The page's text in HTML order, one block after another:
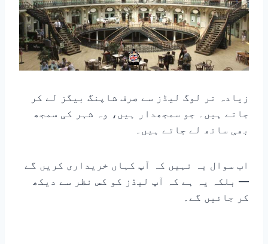
زیادہ تر لوگ لیڈز سے صرف شاپنگ بیگز لے کر
جاتے ہیں۔ جو سمجھدار ہیں، وہ شہر کی سمجھ
بھی ساتھ لے جاتے ہیں۔
اب سوال یہ نہیں کہ آپ کہاں خریداری کریں گے
— بلکہ یہ ہے کہ آپ لیڈز کو کس نظر سے دیکھ
کر جائیں گے۔